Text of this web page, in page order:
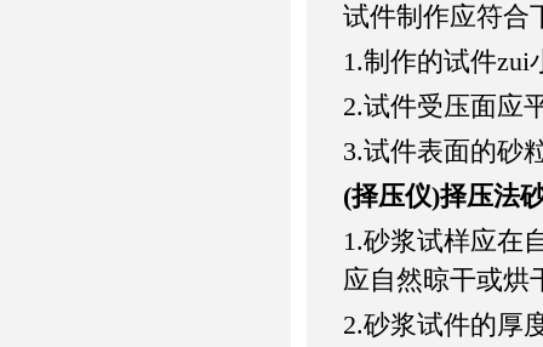
试件制作应符合
1.制作的试件zui
2.试件受压面应
3.试件表面的砂
(择压仪)择压法
1.砂浆试样应在
应自然晾干或烘
2.砂浆试件的厚